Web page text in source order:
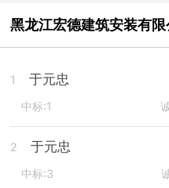
黑龙江宏德建筑安装有
1 于元忠
中标:1
2 于元忠
中标:3